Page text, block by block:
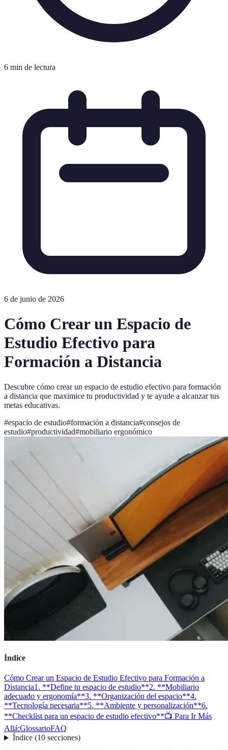
6 min de lectura
6 de junio de 2026
Cómo Crear un Espacio de
Estudio Efectivo para
Formación a Distancia
Descubre cómo crear un espacio de estudio efectivo para formación
a distancia que maximice tu productividad y te ayude a alcanzar tus
metas educativas.
#espacio de estudio#formación a distancia#consejos de
estudio#productividad#mobiliario ergonómico
Índice
Cómo Crear un Espacio de Estudio Efectivo para Formación a
Distancia1. **Define tu espacio de estudio**2. **Mobiliario
adecuado y ergonomía**3. **Organización del espacio**4.
**Tecnología necesaria**5. **Ambiente y personalización**6.
**Checklist para un espacio de estudio efectivo**📺 Para Ir Más
Allá:GlossarioFAQ
Índice(10 secciones)